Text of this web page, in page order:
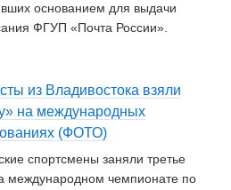
основанием для выдачи
ФГУП «Почта России».
из Владивостока взяли
на международных
(ФОТО)
спортсмены заняли третье
международном чемпионате по